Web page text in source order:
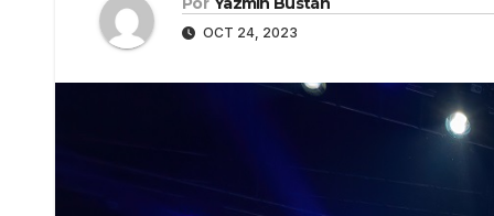
OCT 24, 2023